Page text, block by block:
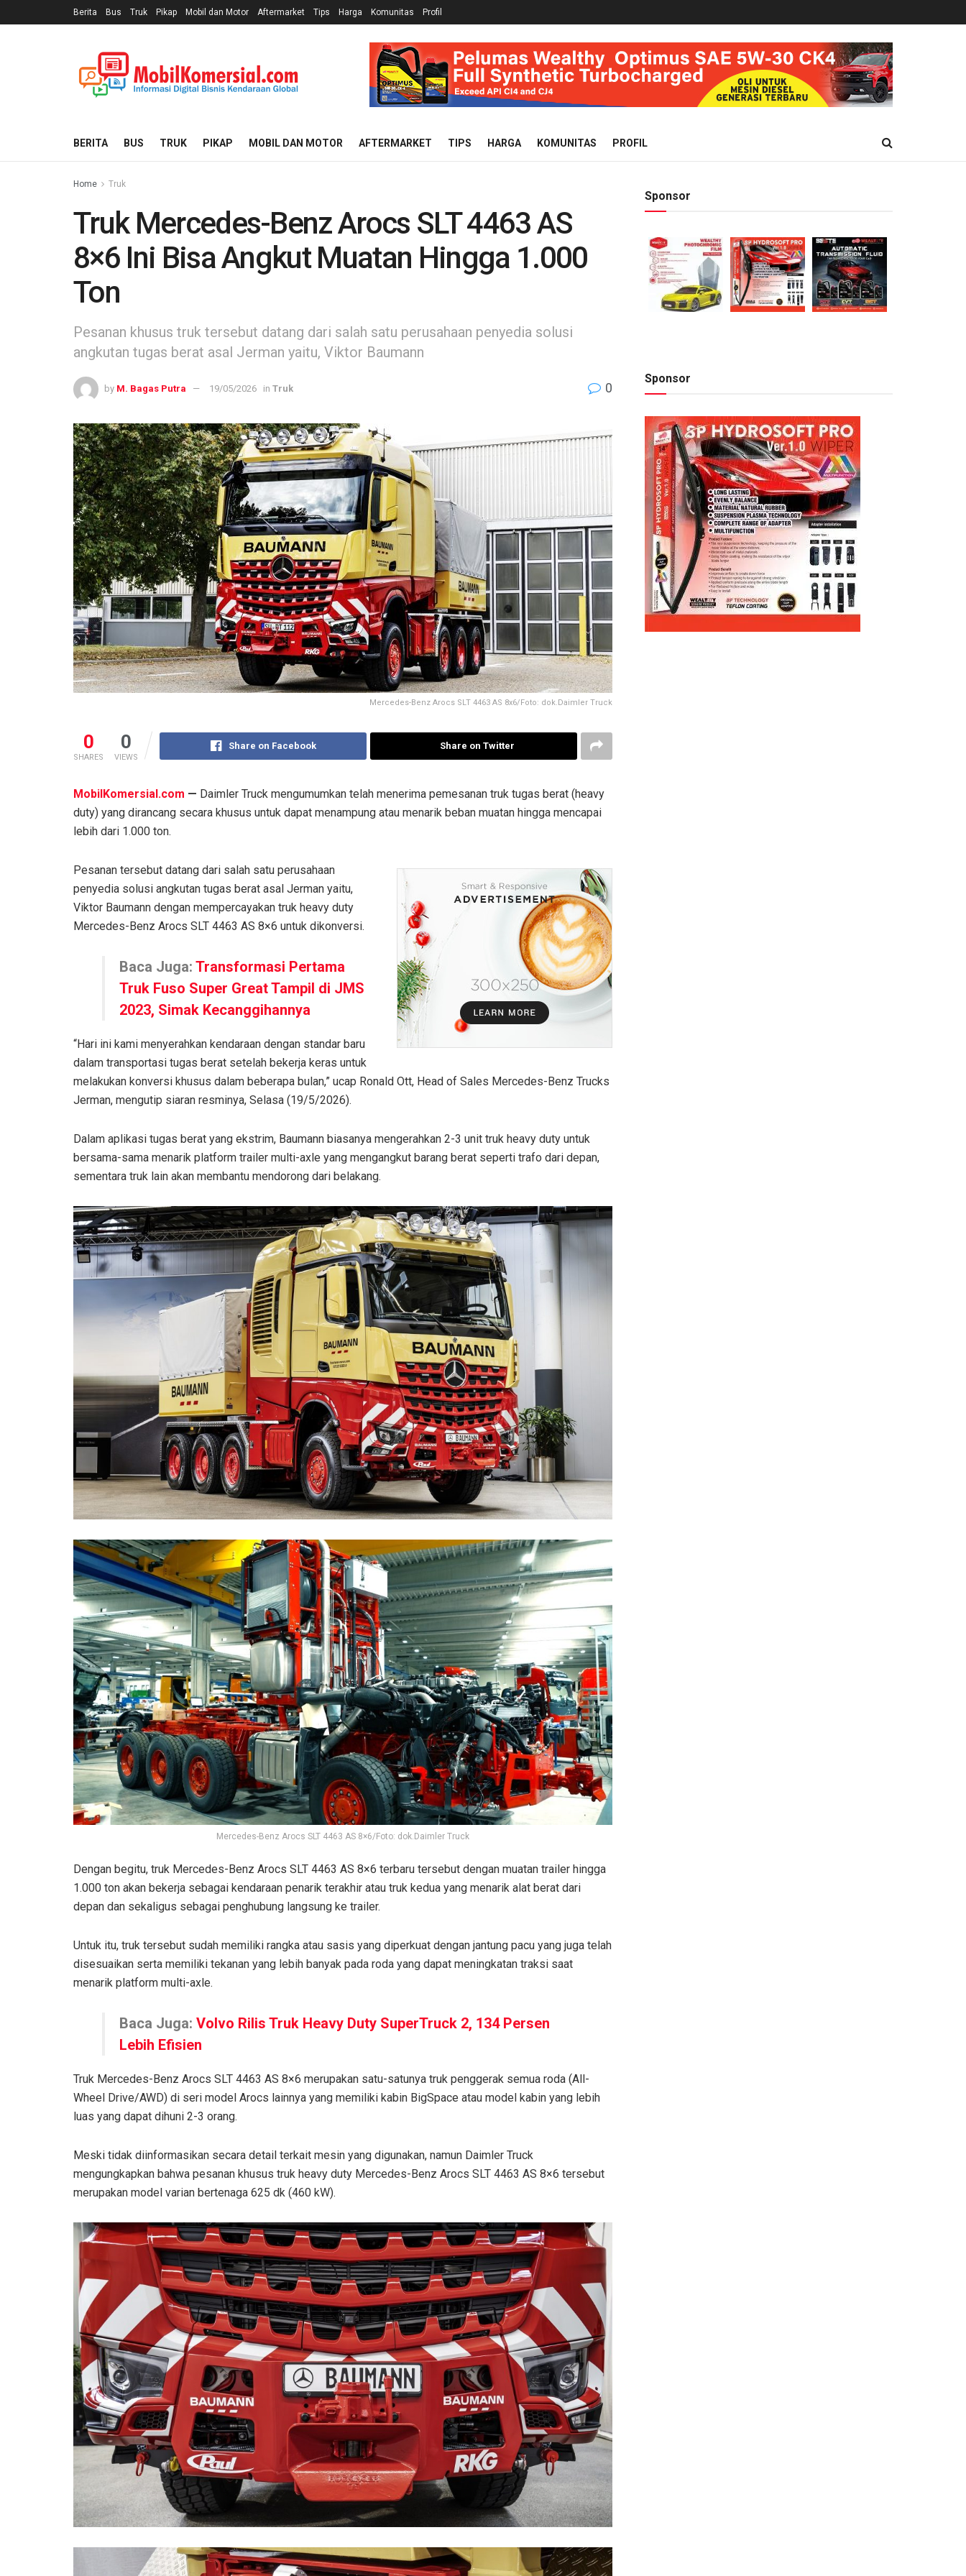
Berita Bus Truk Pikap Mobil dan Motor Aftermarket Tips Harga Komunitas Profil
BERITA BUS TRUK PIKAP MOBIL DAN MOTOR AFTERMARKET TIPS HARGA KOMUNITAS PROFIL
Home Truk
Truk Mercedes-Benz Arocs SLT 4463 AS
8×6 Ini Bisa Angkut Muatan Hingga 1.000
Ton
Pesanan khusus truk tersebut datang dari salah satu perusahaan penyedia solusi
angkutan tugas berat asal Jerman yaitu, Viktor Baumann
by M. Bagas Putra 19/05/2026 in Truk 0
Mercedes-Benz Arocs SLT 4463 AS 8x6/Foto: dok.Daimler Truck
0
SHARES
0
VIEWS
Share on Facebook Share on Twitter
MobilKomersial.com — Daimler Truck mengumumkan telah menerima pemesanan truk tugas berat (heavy
duty) yang dirancang secara khusus untuk dapat menampung atau menarik beban muatan hingga mencapai
lebih dari 1.000 ton.
Pesanan tersebut datang dari salah satu perusahaan
penyedia solusi angkutan tugas berat asal Jerman yaitu,
Viktor Baumann dengan mempercayakan truk heavy duty
Mercedes-Benz Arocs SLT 4463 AS 8×6 untuk dikonversi.
Baca Juga: Transformasi Pertama
Truk Fuso Super Great Tampil di JMS
2023, Simak Kecanggihannya
“Hari ini kami menyerahkan kendaraan dengan standar baru
dalam transportasi tugas berat setelah bekerja keras untuk
melakukan konversi khusus dalam beberapa bulan,” ucap Ronald Ott, Head of Sales Mercedes-Benz Trucks
Jerman, mengutip siaran resminya, Selasa (19/5/2026).
Dalam aplikasi tugas berat yang ekstrim, Baumann biasanya mengerahkan 2-3 unit truk heavy duty untuk
bersama-sama menarik platform trailer multi-axle yang mengangkut barang berat seperti trafo dari depan,
sementara truk lain akan membantu mendorong dari belakang.
Mercedes-Benz Arocs SLT 4463 AS 8×6/Foto: dok.Daimler Truck
Dengan begitu, truk Mercedes-Benz Arocs SLT 4463 AS 8×6 terbaru tersebut dengan muatan trailer hingga
1.000 ton akan bekerja sebagai kendaraan penarik terakhir atau truk kedua yang menarik alat berat dari
depan dan sekaligus sebagai penghubung langsung ke trailer.
Untuk itu, truk tersebut sudah memiliki rangka atau sasis yang diperkuat dengan jantung pacu yang juga telah
disesuaikan serta memiliki tekanan yang lebih banyak pada roda yang dapat meningkatan traksi saat
menarik platform multi-axle.
Baca Juga: Volvo Rilis Truk Heavy Duty SuperTruck 2, 134 Persen
Lebih Efisien
Truk Mercedes-Benz Arocs SLT 4463 AS 8×6 merupakan satu-satunya truk penggerak semua roda (All-
Wheel Drive/AWD) di seri model Arocs lainnya yang memiliki kabin BigSpace atau model kabin yang lebih
luas yang dapat dihuni 2-3 orang.
Meski tidak diinformasikan secara detail terkait mesin yang digunakan, namun Daimler Truck
mengungkapkan bahwa pesanan khusus truk heavy duty Mercedes-Benz Arocs SLT 4463 AS 8×6 tersebut
merupakan model varian bertenaga 625 dk (460 kW).
Sponsor
Sponsor